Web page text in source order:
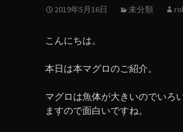
2019年5月16日 未分類
こんにちは。
本日は本マグロのご紹介。
マグロは魚体が大きいのでいろ
ますので面白いですね。